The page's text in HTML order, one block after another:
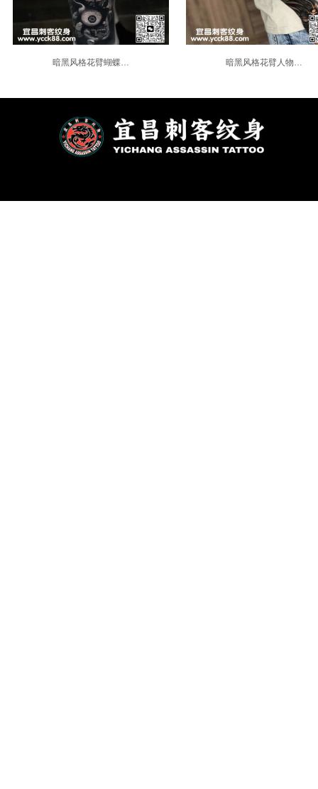
暗黑风格花臂蝴蝶… 暗黑风格花臂人物…